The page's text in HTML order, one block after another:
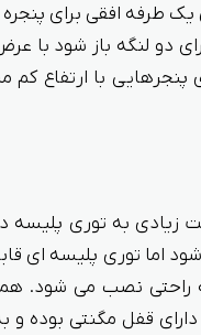
یک طرفه افقی برای
دو لنگه باز شود با
پنجرهایی با ارتفاع کم
به توری پلیسه
اما توری پلیسه ای
راحتی نصب می شود.
دارای قفل مگنتی بوده و